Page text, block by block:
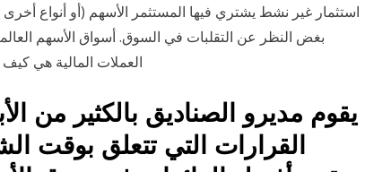
استثمار غير نشط يشتري فيها المستثمر الأسهم (أو أنواع أخرى
بغض النظر عن التقلبات في السوق. أسواق الأسهم
العملات المالية هي
يقوم مديرو الصناديق بالكثير من
القرارات التي تتعلق بوقت